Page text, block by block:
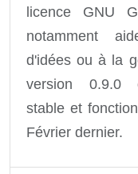
licence GNU
notamment
d'idées ou à la
version 0.9.0
stable et
Février dernier.